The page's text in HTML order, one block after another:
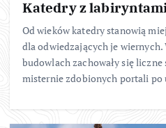
Katedry z
Od wieków katedry stanowią
dla odwiedzających je wiernych.
budowlach zachowały się
misternie zdobionych portali